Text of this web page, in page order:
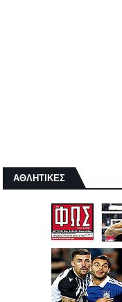
ΑΘΛΗΤΙΚΕΣ